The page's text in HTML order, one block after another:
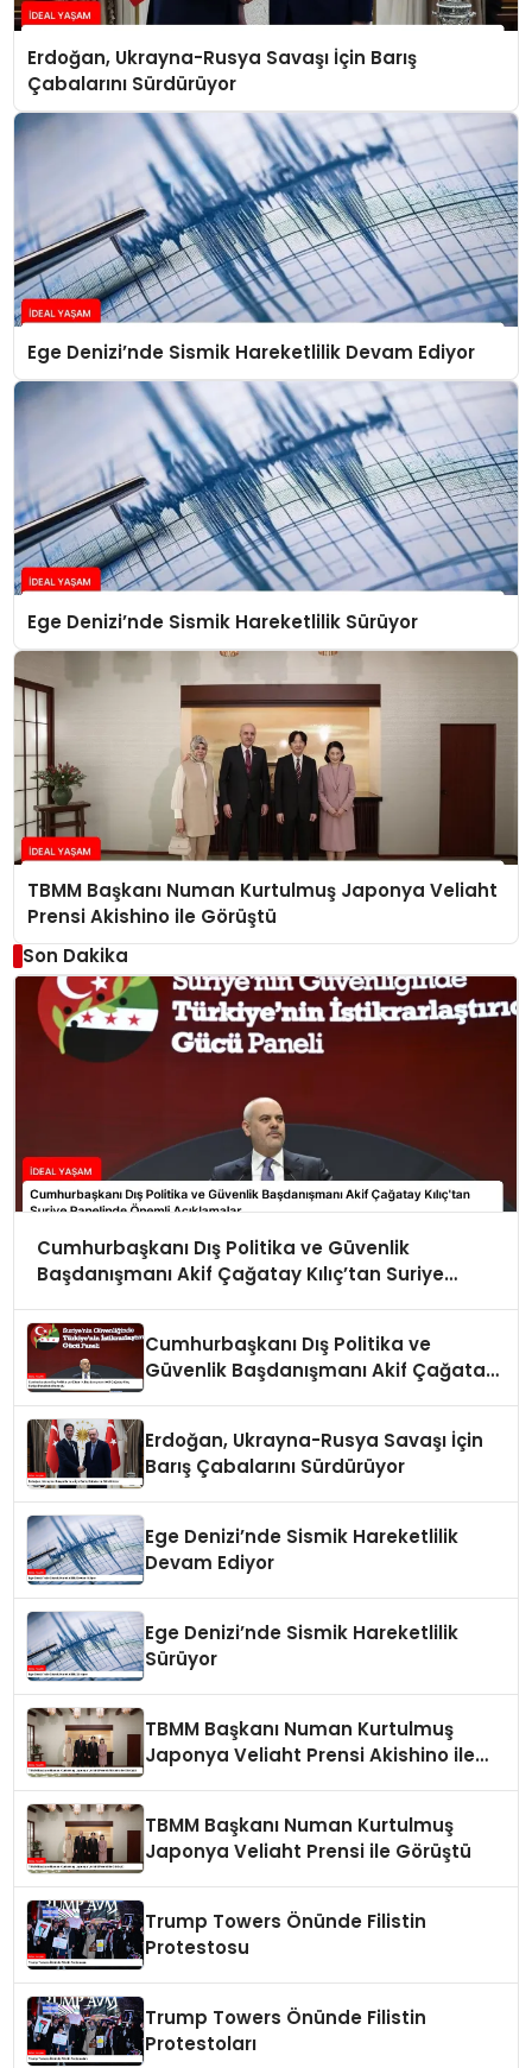
Erdoğan, Ukrayna-Rusya Savaşı İçin Barış
Çabalarını Sürdürüyor
Ege Denizi’nde Sismik Hareketlilik Devam Ediyor
Ege Denizi’nde Sismik Hareketlilik Sürüyor
TBMM Başkanı Numan Kurtulmuş Japonya Veliaht
Prensi Akishino ile Görüştü
Son Dakika
Cumhurbaşkanı Dış Politika ve Güvenlik
Başdanışmanı Akif Çağatay Kılıç’tan Suriye
Cumhurbaşkanı Dış Politika ve
Güvenlik Başdanışmanı Akif Çağatay
Erdoğan, Ukrayna-Rusya Savaşı İçin
Barış Çabalarını Sürdürüyor
Ege Denizi’nde Sismik Hareketlilik
Devam Ediyor
Ege Denizi’nde Sismik Hareketlilik
Sürüyor
TBMM Başkanı Numan Kurtulmuş
Japonya Veliaht Prensi Akishino ile
TBMM Başkanı Numan Kurtulmuş
Japonya Veliaht Prensi ile Görüştü
Trump Towers Önünde Filistin
Protestosu
Trump Towers Önünde Filistin
Protestoları